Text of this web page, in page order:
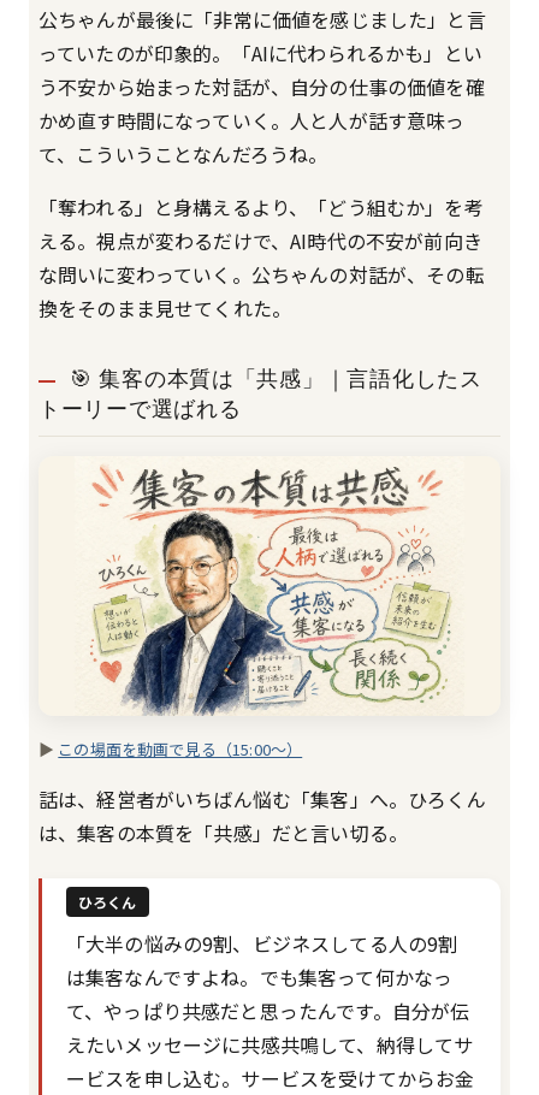
公ちゃんが最後に「非常に価値を感じました」と言
っていたのが印象的。「AIに代わられるかも」とい
う不安から始まった対話が、自分の仕事の価値を確
かめ直す時間になっていく。人と人が話す意味っ
て、こういうことなんだろうね。
「奪われる」と身構えるより、「どう組むか」を考
える。視点が変わるだけで、AI時代の不安が前向き
な問いに変わっていく。公ちゃんの対話が、その転
換をそのまま見せてくれた。
🎯 集客の本質は「共感」｜言語化したス
トーリーで選ばれる
▶ この場面を動画で見る（15:00〜）
話は、経営者がいちばん悩む「集客」へ。ひろくん
は、集客の本質を「共感」だと言い切る。
ひろくん
「大半の悩みの9割、ビジネスしてる人の9割
は集客なんですよね。でも集客って何かなっ
て、やっぱり共感だと思ったんです。自分が伝
えたいメッセージに共感共鳴して、納得してサ
ービスを申し込む。サービスを受けてからお金